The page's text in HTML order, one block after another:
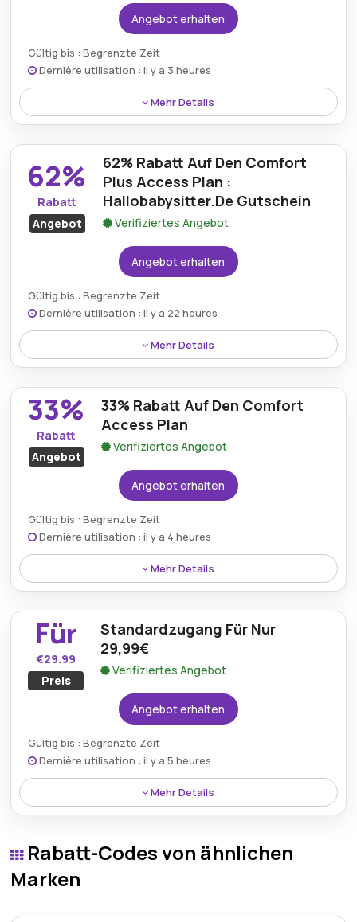
Angebot erhalten
Gültig bis : Begrenzte Zeit
Dernière utilisation : il y a 3 heures
Mehr Details
Kunden können eine kostenlose Mitgliedschaft bei
HalloBabySitter erhalten, die Zugang zu zahlreichen
Funktionen und Vorteilen ohne zusätzliche Kosten
gewährt.
62%
Rabatt
Angebot
62% Rabatt Auf Den Comfort
Plus Access Plan :
Hallobabysitter.De Gutschein
Verifiziertes Angebot
Angebot erhalten
Gültig bis : Begrenzte Zeit
Dernière utilisation : il y a 22 heures
Mehr Details
Ein Rabatt von 62% wird auf den Comfort Plus
Access Plan über Hallobabysitter.de angeboten, der
Premium-Servicezugang zu einem reduzierten Preis
bietet.
33%
Rabatt
Angebot
33% Rabatt Auf Den Comfort
Access Plan
Verifiziertes Angebot
Angebot erhalten
Gültig bis : Begrenzte Zeit
Dernière utilisation : il y a 4 heures
Mehr Details
Der Comfort Access Plan ist jetzt mit 33% Rabatt
erhältlich und bietet erweiterte Funktionen und
Dienstleistungen zu einem günstigeren Preis.
Für
€29.99
Preis
Standardzugang Für Nur
29,99€
Verifiziertes Angebot
Angebot erhalten
Gültig bis : Begrenzte Zeit
Dernière utilisation : il y a 5 heures
Mehr Details
Der Standardzugang wird für nur 29,99€ angeboten
hochwertige Funktionen und zuverlässige
Dienstleistungen von HalloBabySitter zu nutzen.
Rabatt-Codes von ähnlichen
Marken